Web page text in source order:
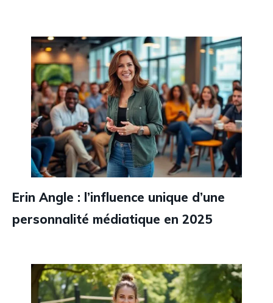
Erin Angle : l’influence unique d’une
personnalité médiatique en 2025